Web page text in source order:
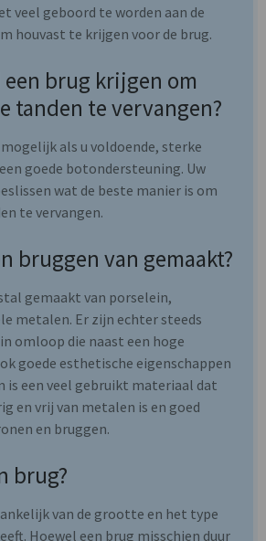
veel geboord te worden aan de
houvast te krijgen voor de brug.
brug krijgen om
tanden te vervangen?
als u voldoende, sterke
goede botondersteuning. Uw
wat de beste manier is om
te vervangen.
bruggen van gemaakt?
gemaakt van porselein,
metalen. Er zijn echter steeds
omloop die naast een hoge
goede esthetische eigenschappen
is een veel gebruikt materiaal dat
en vrij van metalen is en goed
en bruggen.
brug?
van de grootte en het type
Hoewel een brug misschien duur